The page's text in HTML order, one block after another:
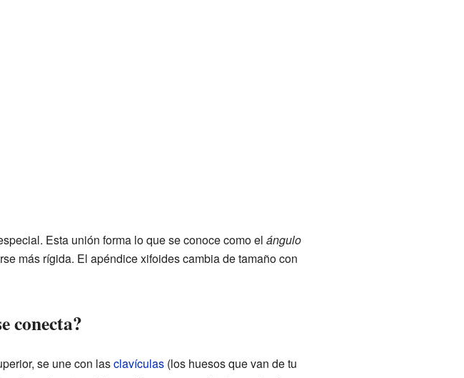
Esta unión forma lo que se conoce como el ángulo
más rígida. El apéndice xifoides cambia de tamaño con
conecta?
se une con lasclavículas(los huesos que van de tu